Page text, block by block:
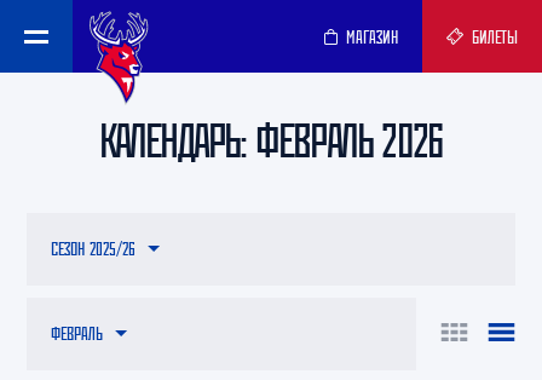
МАГАЗИН БИЛЕТЫ
КАЛЕНДАРЬ: ФЕВРАЛЬ 2026
ФЕВРАЛЬ
СЕЗОН 2025/26